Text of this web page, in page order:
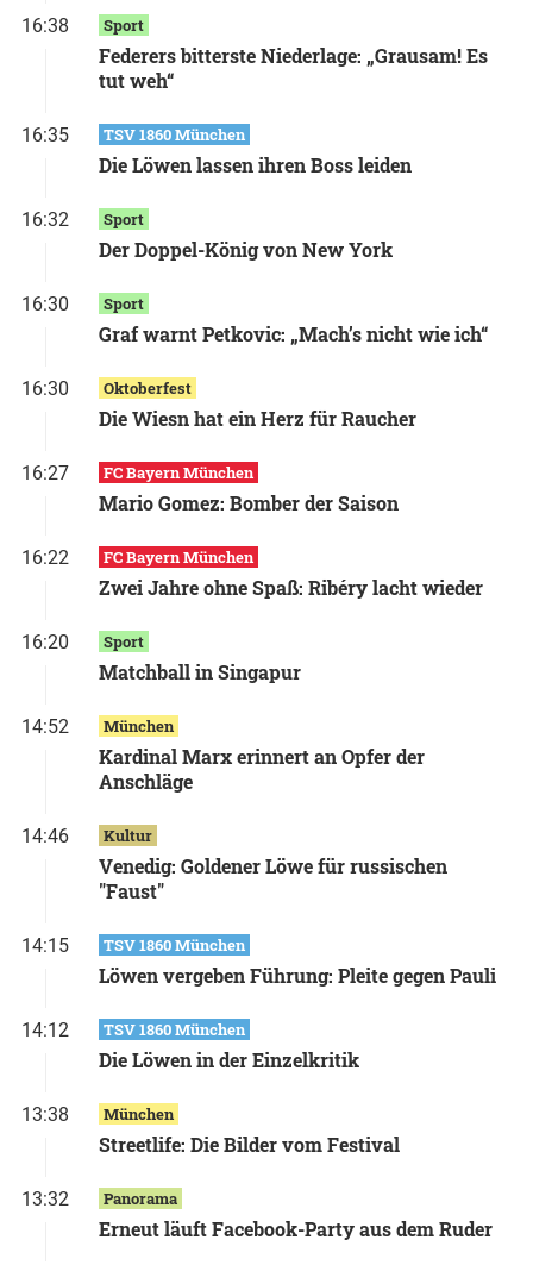
16:38 Sport
Federers bitterste Niederlage: „Grausam! Es
tut weh“
16:35 TSV 1860 München
Die Löwen lassen ihren Boss leiden
16:32 Sport
Der Doppel-König von New York
16:30 Sport
Graf warnt Petkovic: „Mach’s nicht wie ich“
16:30 Oktoberfest
Die Wiesn hat ein Herz für Raucher
16:27 FC Bayern München
Mario Gomez: Bomber der Saison
16:22 FC Bayern München
Zwei Jahre ohne Spaß: Ribéry lacht wieder
16:20 Sport
Matchball in Singapur
14:52 München
Kardinal Marx erinnert an Opfer der
Anschläge
14:46 Kultur
Venedig: Goldener Löwe für russischen
"Faust"
14:15 TSV 1860 München
Löwen vergeben Führung: Pleite gegen Pauli
14:12 TSV 1860 München
Die Löwen in der Einzelkritik
13:38 München
Streetlife: Die Bilder vom Festival
13:32 Panorama
Erneut läuft Facebook-Party aus dem Ruder